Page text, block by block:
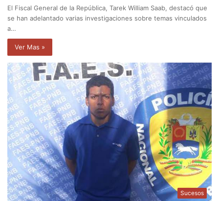
El Fiscal General de la República, Tarek William Saab, destacó que
se han adelantado varias investigaciones sobre temas vinculados
a…
Ver Mas »
Sucesos